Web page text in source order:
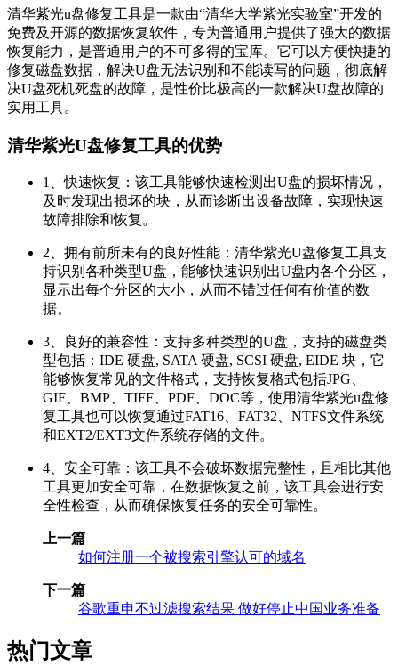
清华紫光u盘修复工具是一款由“清华大学紫光实验室”开发的
免费及开源的数据恢复软件，专为普通用户提供了强大的数据
恢复能力，是普通用户的不可多得的宝库。它可以方便快捷的
修复磁盘数据，解决U盘无法识别和不能读写的问题，彻底解
决U盘死机死盘的故障，是性价比极高的一款解决U盘故障的
实用工具。
清华紫光U盘修复工具的优势
1、快速恢复：该工具能够快速检测出U盘的损坏情况，
及时发现出损坏的块，从而诊断出设备故障，实现快速
故障排除和恢复。
2、拥有前所未有的良好性能：清华紫光U盘修复工具支
持识别各种类型U盘，能够快速识别出U盘内各个分区，
显示出每个分区的大小，从而不错过任何有价值的数
据。
3、良好的兼容性：支持多种类型的U盘，支持的磁盘类
型包括：IDE 硬盘, SATA 硬盘, SCSI 硬盘, EIDE 块，它
能够恢复常见的文件格式，支持恢复格式包括JPG、
GIF、BMP、TIFF、PDF、DOC等，使用清华紫光u盘修
复工具也可以恢复通过FAT16、FAT32、NTFS文件系统
和EXT2/EXT3文件系统存储的文件。
4、安全可靠：该工具不会破坏数据完整性，且相比其他
工具更加安全可靠，在数据恢复之前，该工具会进行安
全性检查，从而确保恢复任务的安全可靠性。
上一篇
如何注册一个被搜索引擎认可的域名
下一篇
谷歌重申不过滤搜索结果 做好停止中国业务准备
热门文章